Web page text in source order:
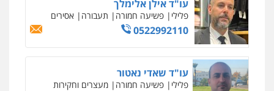
עו"ד אילן אלימלך
פלילי פשיעה חמורה תעבורה אסירים
0522992110
עו"ד שאדי נאטור
פלילי פשיעה חמורה מעצרים וחקירות